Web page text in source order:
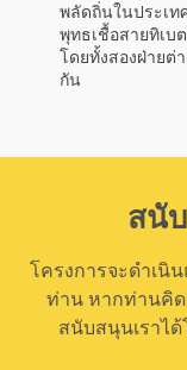
พลัดถิ่นในประเ
พุทธเชื้อสายทิเบ
โดยทั้งสองฝ่ายต่
กัน
สนั
โครงการจะดำเนิ
ท่าน หากท่านคิ
สนับสนุนเราไ